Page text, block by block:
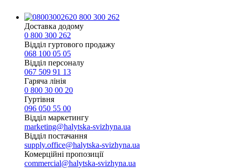
0 800 300 262
Доставка додому
0 800 300 262
Відділ гуртового продажу
068 100 05 05​
Відділ персоналу
067 509 91 13
Гаряча лінія
0 800 30 00 20
Гуртівня
096 050 55 00
Відділ маркетингу
marketing@halytska-svizhyna.ua
Відділ постачання
supply.office@halytska-svizhyna.ua
Комерційні пропозиції
commercial@halytska-svizhyna.ua